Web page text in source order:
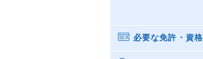
必要な免許・資格